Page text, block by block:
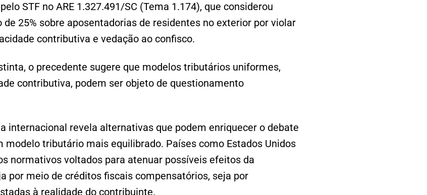
STF no ARE 1.327.491/SC (Tema 1.174), que considerou
25% sobre aposentadorias de residentes no exterior por violar
contributiva e vedação ao confisco.
o precedente sugere que modelos tributários uniformes,
contributiva, podem ser objeto de questionamento
internacional revela alternativas que podem enriquecer o debate
modelo tributário mais equilibrado. Países como Estados Unidos
normativos voltados para atenuar possíveis efeitos da
por meio de créditos fiscais compensatórios, seja por
à realidade do contribuinte.